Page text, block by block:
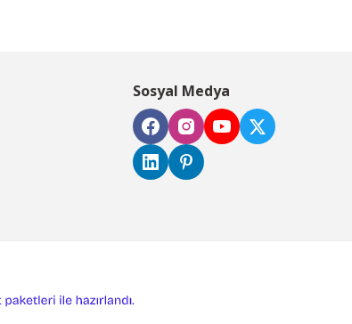
Sosyal Medya
e-